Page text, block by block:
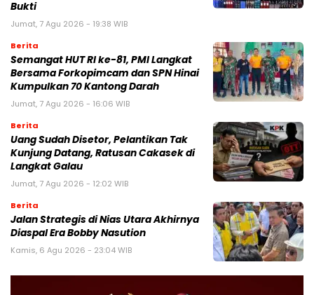
Bukti
Jumat, 7 Agu 2026 - 19:38 WIB
Berita
Semangat HUT RI ke-81, PMI Langkat
Bersama Forkopimcam dan SPN Hinai
Kumpulkan 70 Kantong Darah
Jumat, 7 Agu 2026 - 16:06 WIB
Berita
Uang Sudah Disetor, Pelantikan Tak
Kunjung Datang, Ratusan Cakasek di
Langkat Galau
Jumat, 7 Agu 2026 - 12:02 WIB
Berita
Jalan Strategis di Nias Utara Akhirnya
Diaspal Era Bobby Nasution
Kamis, 6 Agu 2026 - 23:04 WIB